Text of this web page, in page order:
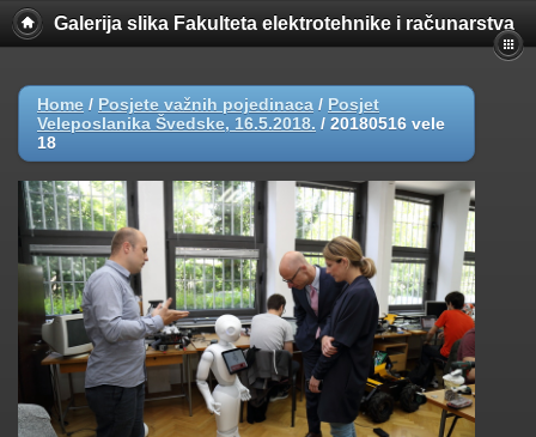
Galerija slika Fakulteta elektrotehnike i računarstva
Home / Posjete važnih pojedinaca / Posjet
Veleposlanika Švedske, 16.5.2018. / 20180516 vele
18